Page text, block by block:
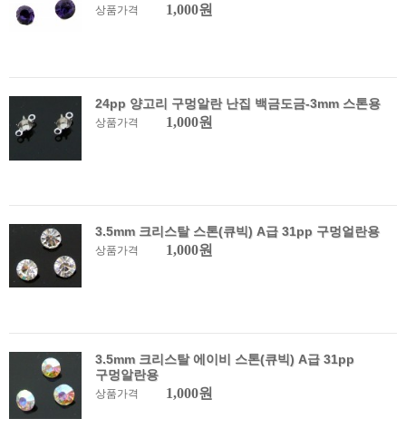
상품가격 1,000원
24pp 양고리 구멍알란 난집 백금도금-3mm 스톤용
상품가격 1,000원
3.5mm 크리스탈 스톤(큐빅) A급 31pp 구멍얼란용
상품가격 1,000원
3.5mm 크리스탈 에이비 스톤(큐빅) A급 31pp
구멍알란용
상품가격 1,000원